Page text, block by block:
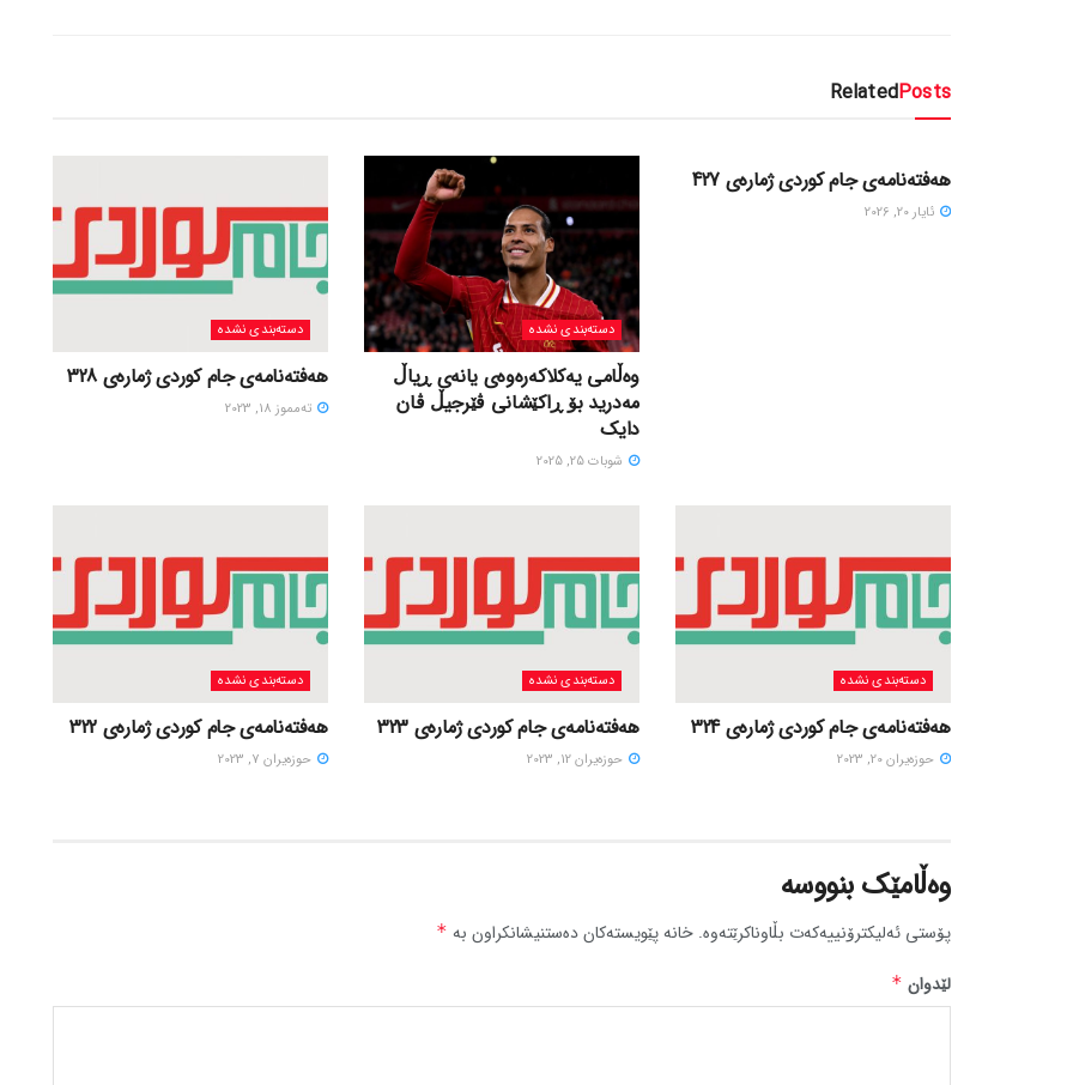
RelatedPosts
هەفتەنامەی جام کوردی ژمارەی 427
ئایار 20, 2026
دسته‌بندی نشده
وەڵامی یەکلاکەرەوەی یانەی ڕیاڵ
مەدرید بۆ ڕاکێشانی ڤێرجیڵ ڤان
دایک
شوبات 25, 2025
دسته‌بندی نشده
هەفتەنامەی جام کوردی ژمارەی 328
ته‌مموز 18, 2023
دسته‌بندی نشده
هەفتەنامەی جام کوردی ژمارەی 324
حوزه‌یران 20, 2023
دسته‌بندی نشده
هەفتەنامەی جام کوردی ژمارەی 323
حوزه‌یران 12, 2023
دسته‌بندی نشده
هەفتەنامەی جام کوردی ژمارەی 322
حوزه‌یران 7, 2023
وەڵامێک بنووسە
پۆستی ئەلیکترۆنییەکەت بڵاوناکرێتەوە. خانە پێویستەکان دەستنیشانکراون بە *
لێدوان *